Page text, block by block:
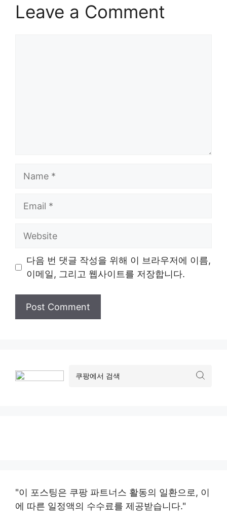
Leave a Comment
Website
다음 번 댓글 작성을 위해 이 브라우저에 이름,
이메일, 그리고 웹사이트를 저장합니다.
"이 포스팅은 쿠팡 파트너스 활동의 일환으로, 이
에 따른 일정액의 수수료를 제공받습니다."